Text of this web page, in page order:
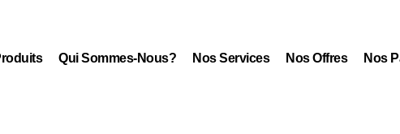
Qui Sommes-Nous? Nos Services Nos Offres Nos